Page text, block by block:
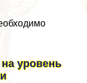
уровень